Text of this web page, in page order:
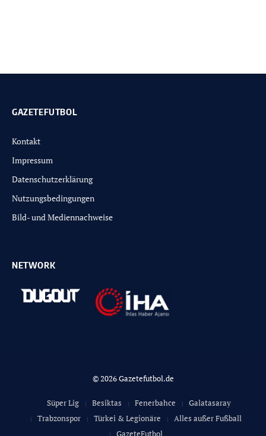
GAZETEFUTBOL
Kontakt
Impressum
Datenschutzerklärung
Nutzungsbedingungen
Bild- und Mediennachweise
NETWORK
© 2026 Gazetefutbol.de
Süper Lig Besiktas Fenerbahce
Galatasaray
Trabzonspor
Türkei & Legionäre
Alles außer Fußball
GazeteFutbol